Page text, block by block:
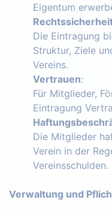
Eigentum
Die Eintragung
Struktur, Ziele
Vereins.
Vertrauen:
Für Mitglieder,
Eintragung
Die Mitglieder
Verein in der
Vereinsschulden.
Verwaltung und